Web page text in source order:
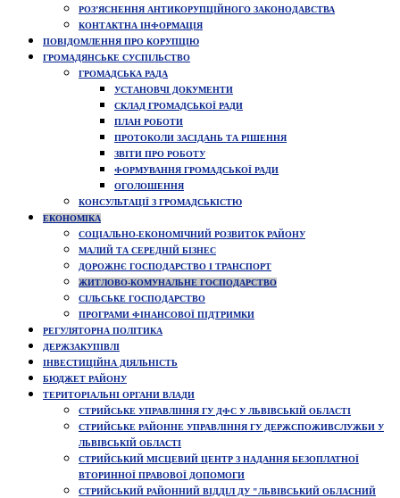
РОЗ’ЯСНЕННЯ АНТИКОРУПЦІЙНОГО ЗАКОНОДАВСТВА
КОНТАКТНА ІНФОРМАЦІЯ
ПОВІДОМЛЕННЯ ПРО КОРУПЦІЮ
ГРОМАДЯНСЬКЕ СУСПІЛЬСТВО
ГРОМАДСЬКА РАДА
УСТАНОВЧІ ДОКУМЕНТИ
СКЛАД ГРОМАДСЬКОЇ РАДИ
ПЛАН РОБОТИ
ПРОТОКОЛИ ЗАСІДАНЬ ТА РІШЕННЯ
ЗВІТИ ПРО РОБОТУ
ФОРМУВАННЯ ГРОМАДСЬКОЇ РАДИ
ОГОЛОШЕННЯ
КОНСУЛЬТАЦІЇ З ГРОМАДСЬКІСТЮ
ЕКОНОМІКА
СОЦІАЛЬНО-ЕКОНОМІЧНИЙ РОЗВИТОК РАЙОНУ
МАЛИЙ ТА СЕРЕДНІЙ БІЗНЕС
ДОРОЖНЄ ГОСПОДАРСТВО І ТРАНСПОРТ
ЖИТЛОВО-КОМУНАЛЬНЕ ГОСПОДАРСТВО
СІЛЬСЬКЕ ГОСПОДАРСТВО
ПРОГРАМИ ФІНАНСОВОЇ ПІДТРИМКИ
РЕГУЛЯТОРНА ПОЛІТИКА
ДЕРЖЗАКУПІВЛІ
ІНВЕСТИЦІЙНА ДІЯЛЬНІСТЬ
БЮДЖЕТ РАЙОНУ
ТЕРИТОРІАЛЬНІ ОРГАНИ ВЛАДИ
СТРИЙСЬКЕ УПРАВЛІННЯ ГУ ДФС У ЛЬВІВСЬКІЙ ОБЛАСТІ
СТРИЙСЬКЕ РАЙОННЕ УПРАВЛІННЯ ГУ ДЕРЖСПОЖИВСЛУЖБИ У
ЛЬВІВСЬКІЙ ОБЛАСТІ
СТРИЙСЬКИЙ МІСЦЕВИЙ ЦЕНТР З НАДАННЯ БЕЗОПЛАТНОЇ
ВТОРИННОЇ ПРАВОВОЇ ДОПОМОГИ
СТРИЙСЬКИЙ РАЙОННИЙ ВІДДІЛ ДУ "ЛЬВІВСЬКИЙ ОБЛАСНИЙ